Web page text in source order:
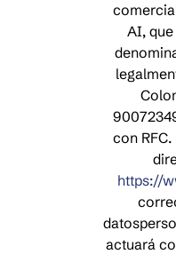
AI,
con RFC.
https://
actuará